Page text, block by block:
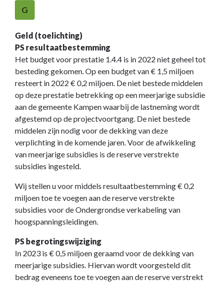
G
Geld (toelichting)
PS resultaatbestemming
Het budget voor prestatie 1.4.4 is in 2022 niet geheel tot
besteding gekomen. Op een budget van € 1,5 miljoen
resteert in 2022 € 0,2 miljoen. De niet bestede middelen
op deze prestatie betrekking op een meerjarige subsidie
aan de gemeente Kampen waarbij de lastneming wordt
afgestemd op de projectvoortgang. De niet bestede
middelen zijn nodig voor de dekking van deze
verplichting in de komende jaren. Voor de afwikkeling
van meerjarige subsidies is de reserve verstrekte
subsidies ingesteld.
Wij stellen u voor middels resultaatbestemming € 0,2
miljoen toe te voegen aan de reserve verstrekte
subsidies voor de Ondergrondse verkabeling van
hoogspanningsleidingen.
PS begrotingswijziging
In 2023 is € 0,5 miljoen geraamd voor de dekking van
meerjarige subsidies. Hiervan wordt voorgesteld dit
bedrag eveneens toe te voegen aan de reserve verstrekt